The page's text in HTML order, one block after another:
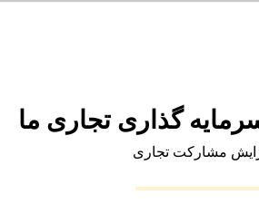
گذاری تجاری ما
مشارکت تجاری